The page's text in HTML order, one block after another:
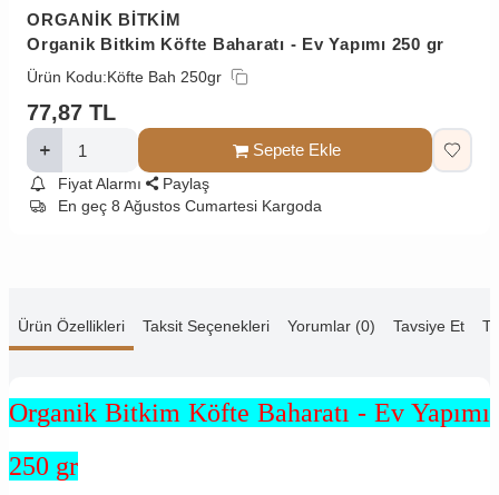
ORGANİK BİTKİM
Organik Bitkim Köfte Baharatı - Ev Yapımı 250 gr
Ürün Kodu:Köfte Bah 250gr
77,87 TL
Sepete Ekle
Fiyat Alarmı
Paylaş
En geç 8 Ağustos Cumartesi Kargoda
Ürün Özellikleri Taksit Seçenekleri Yorumlar (0) Tavsiye Et
Organik Bitkim Köfte Baharatı - Ev Yapımı
250 gr